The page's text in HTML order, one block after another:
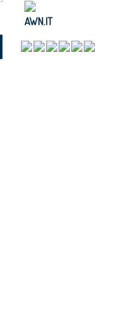
AWN.IT